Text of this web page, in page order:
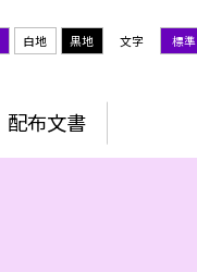
白地 黒地 文字 標準
配布文書